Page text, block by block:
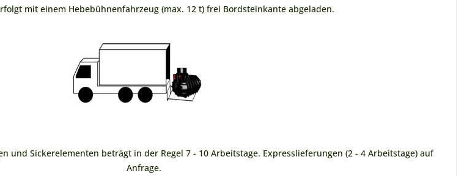
mit einem Hebebühnenfahrzeug (max. 12 t) frei Bordsteinkante abgeladen.
und Sickerelementen beträgt in der Regel 7 - 10 Arbeitstage. Expresslieferungen (2 - 4 Arbeitstage) auf
Anfrage.